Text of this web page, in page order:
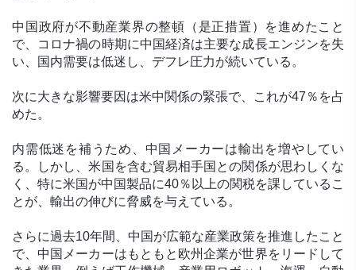
中国政府が不動産業界の整頓（是正措置）を進めたこと
で、コロナ禍の時期に中国経済は主要な成長エンジンを失
い、国内需要は低迷し、デフレ圧力が続いている。
次に大きな影響要因は米中関係の緊張で、これが47％を占
めた。
内需低迷を補うため、中国メーカーは輸出を増やしてい
る。しかし、米国を含む貿易相手国との関係が思わしくな
く、特に米国が中国製品に40％以上の関税を課しているこ
とが、輸出の伸びに脅威を与えている。
さらに過去10年間、中国が広範な産業政策を推進したこと
で、中国メーカーはもともと欧州企業が世界をリードして